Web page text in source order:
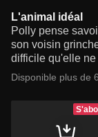
L'animal idéal
Polly pense
son voisin
difficile qu'elle ne
Disponible plus de